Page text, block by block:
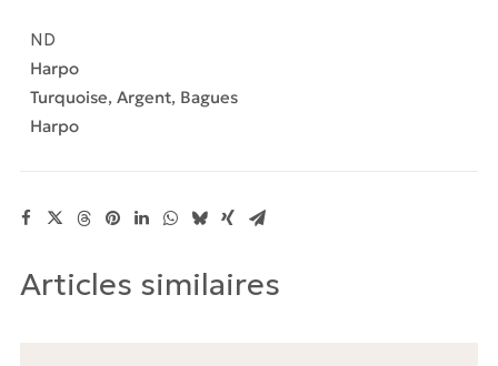
rectangle
taille
57
ND
Harpo
Turquoise, Argent, Bagues
Harpo
Articles similaires